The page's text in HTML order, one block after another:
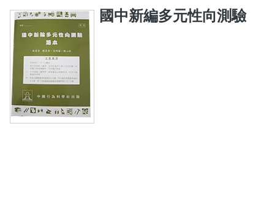
國中新編多元性向測驗